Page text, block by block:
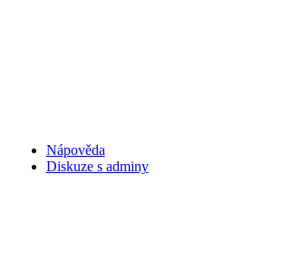
Nápověda
Diskuze s adminy